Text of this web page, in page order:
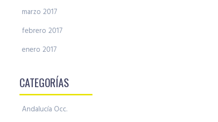
marzo 2017
febrero 2017
enero 2017
CATEGORÍAS
Andalucía Occ.